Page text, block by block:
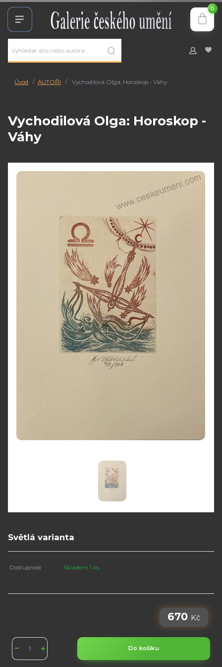
0
Úvod AUTOŘI Vychodilová Olga: Horoskop - Váhy
Vychodilová Olga: Horoskop -
Váhy
Světlá varianta
Dostupnost Skladem 1 ks
670 Kč
Do košíku